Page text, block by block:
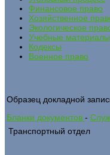
Финансовое право
Хозяйственное
Экологическое
Учебные материалы
Кодексы
Военное право
Образец докладной
Бланки документов -
Транспортный отдел